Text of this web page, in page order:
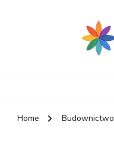
Home Budownictwo